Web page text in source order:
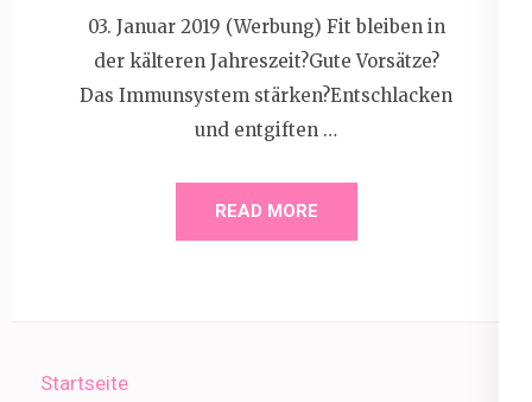
03. Januar 2019 (Werbung) Fit bleiben in
der kälteren Jahreszeit?Gute Vorsätze?
Das Immunsystem stärken?Entschlacken
und entgiften …
READ MORE
Startseite